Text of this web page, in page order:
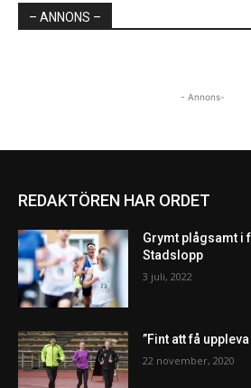
– ANNONS –
- Annons-
REDAKTÖREN HAR ORDET
Grymt plågsamt i
Stadslopp
3 juli, 2022
”Fint att få
22 november, 2020